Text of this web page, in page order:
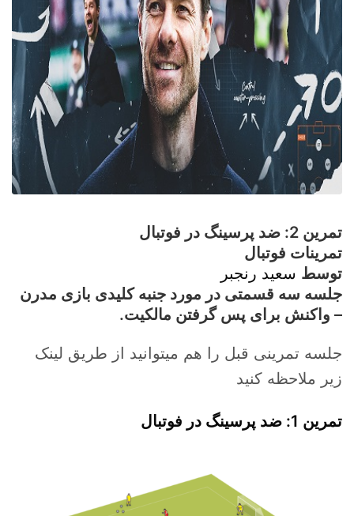
تمرین 2: ضد پرسینگ در فوتبال
تمرینات فوتبال
توسط سعید رنجبر
جلسه سه قسمتی در مورد جنبه کلیدی بازی مدرن
– واکنش برای پس گرفتن مالکیت.
جلسه تمرینی قبل را هم میتوانید از طریق لینک
زیر ملاحظه کنید
تمرین 1: ضد پرسینگ در فوتبال